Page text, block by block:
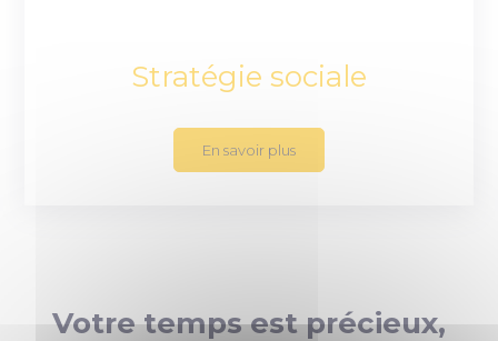
Stratégie sociale
En savoir plus
Votre temps est précieux,